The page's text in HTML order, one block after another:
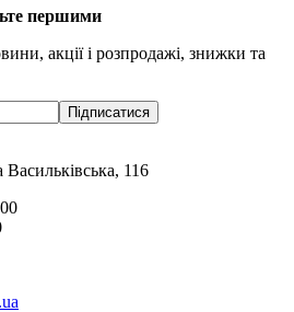
першими
акції і розпродажі, знижки та
Підписатися
116